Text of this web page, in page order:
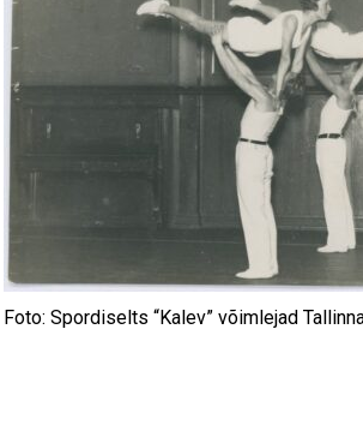
Foto: Spordiselts “Kalev” võimlejad